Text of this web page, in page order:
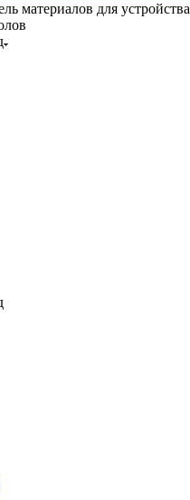
материалов для устройства